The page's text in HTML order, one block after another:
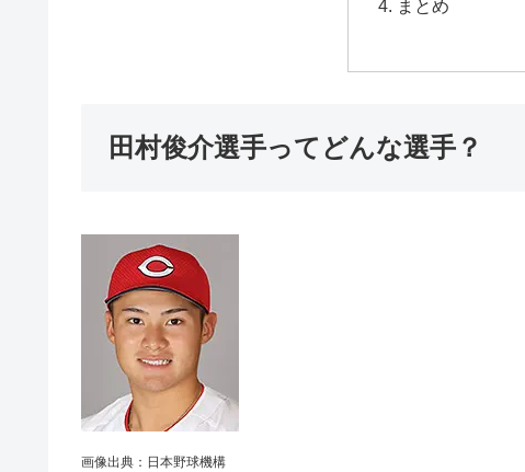
まとめ
田村俊介選手ってどんな選手？
画像出典：日本野球機構